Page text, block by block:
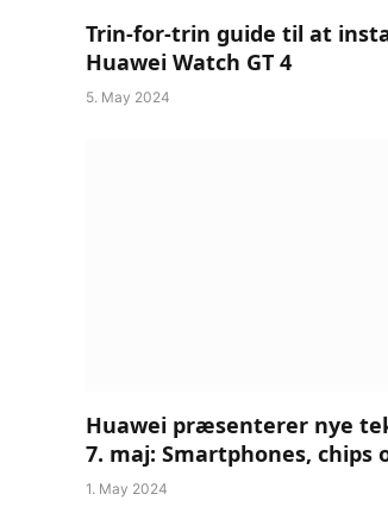
Trin-for-trin guide til at
Huawei Watch GT 4
5. May 2024
Huawei præsenterer nye
7. maj: Smartphones, chips
1. May 2024